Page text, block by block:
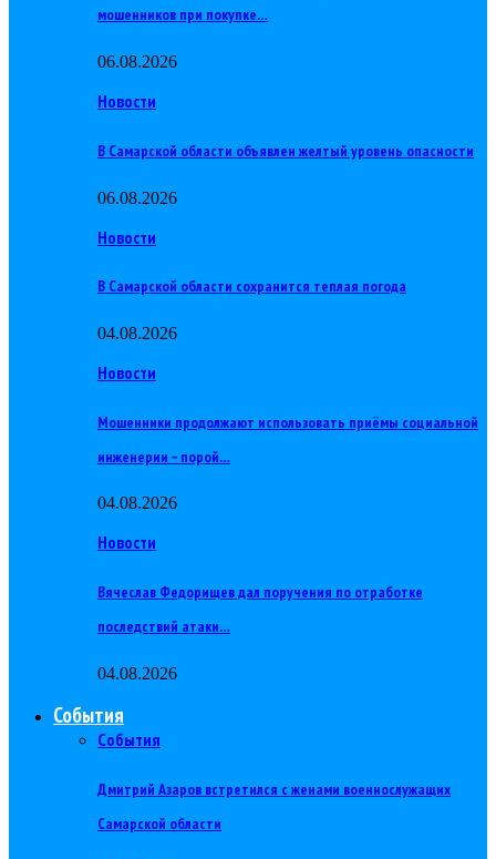
мошенников при покупке…
06.08.2026
Новости
В Самарской области объявлен желтый уровень опасности
06.08.2026
Новости
В Самарской области сохранится теплая погода
04.08.2026
Новости
Мошенники продолжают использовать приёмы социальной
инженерии – порой…
04.08.2026
Новости
Вячеслав Федорищев дал поручения по отработке
последствий атаки…
04.08.2026
События
События
Дмитрий Азаров встретился с женами военнослужащих
Самарской области